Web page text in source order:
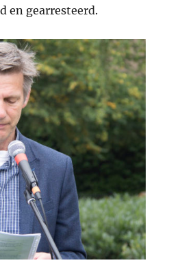
en gearresteerd.